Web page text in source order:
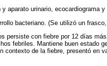
y aparato urinario, ecocardiograma
bacteriano. (Se utilizó un
persiste con fiebre por 12 días
febriles. Mantiene buen estado
contexto de la fiebre, presentó en